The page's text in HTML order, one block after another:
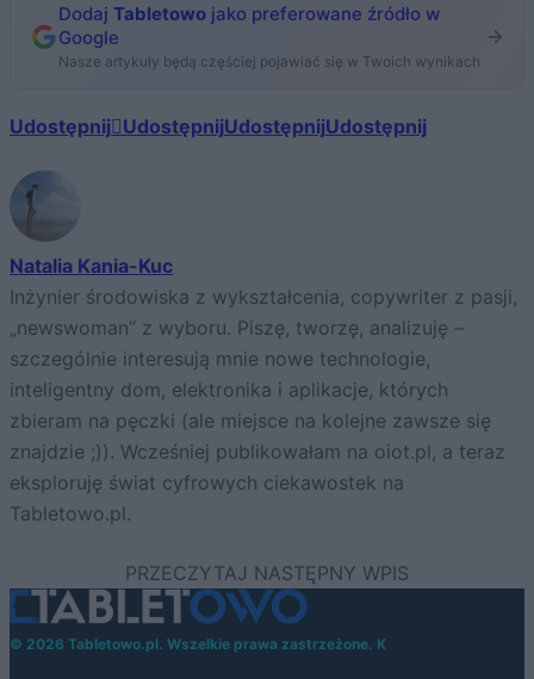
Dodaj Tabletowo jako preferowane źródło w
Google
Nasze artykuły będą częściej pojawiać się w Twoich wynikach
Udostępnij UdostępnijUdostępnijUdostępnij
Natalia Kania-Kuc
Inżynier środowiska z wykształcenia, copywriter z pasji,
„newswoman” z wyboru. Piszę, tworzę, analizuję –
szczególnie interesują mnie nowe technologie,
inteligentny dom, elektronika i aplikacje, których
zbieram na pęczki (ale miejsce na kolejne zawsze się
znajdzie ;)). Wcześniej publikowałam na oiot.pl, a teraz
eksploruję świat cyfrowych ciekawostek na
Tabletowo.pl.
© 2026 Tabletowo.pl. Wszelkie prawa zastrzeżone. K